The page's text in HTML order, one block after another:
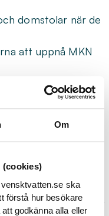
Om
(cookies)
ska
förstå hur besökare
godkänna alla eller
domstolar när de
att uppnå MKN
eller metodik att
recipienten tål,
med att uppnå
vattendirektivet.
att säkerställa en
tydlig och likvärdig.